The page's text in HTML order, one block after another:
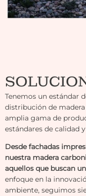
Tenemos un estándar
distribución de madera
amplia gama de
estándares de calidad
Desde fachadas
nuestra madera
aquellos que buscan
enfoque en la
ambiente, seguimos